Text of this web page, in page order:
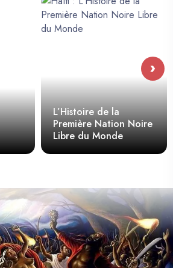
L’Histoire de la
Première Nation Noire
Libre du Monde
›